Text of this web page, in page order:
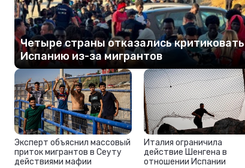
Четыре страны отказались критиковать
Испанию из-за мигрантов
Эксперт объяснил массовый
приток мигрантов в Сеуту
действиями мафии
Италия ограничила
действие Шенгена в
отношении Испании